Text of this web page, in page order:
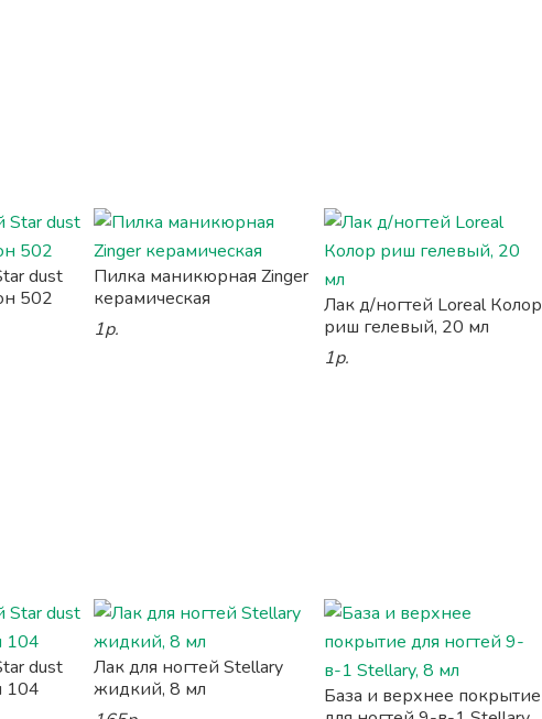
dust
502
Пилка маникюрная Zinger
керамическая
1р.
Лак д/ногтей Loreal Колор
риш гелевый, 20 мл
1р.
dust
104
Лак для ногтей Stellary
жидкий, 8 мл
База и верхнее покрытие